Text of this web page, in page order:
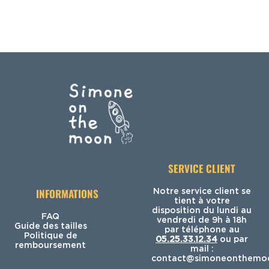
INFORMATIONS
FAQ
Guide des tailles
Politique de
remboursement
SERVICE CLIENT
Notre service client se
tient à votre
disposition du lundi au
vendredi de 9h à 18h
par téléphone au
05.25.33.12.34 ou par
mail :